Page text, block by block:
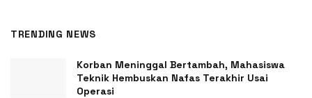
TRENDING NEWS
Korban Meninggal Bertambah, Mahasiswa
Teknik Hembuskan Nafas Terakhir Usai
Operasi